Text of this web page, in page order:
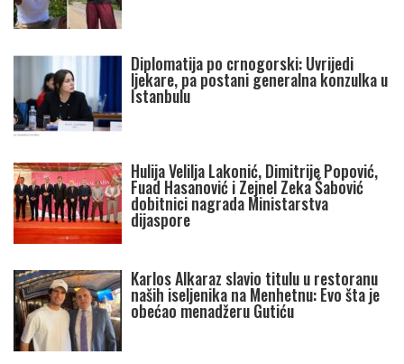
Diplomatija po crnogorski: Uvrijedi
ljekare, pa postani generalna konzulka u
Istanbulu
Hulija Velilja Lakonić, Dimitrije Popović,
Fuad Hasanović i Zejnel Zeka Šabović
dobitnici nagrada Ministarstva
dijaspore
Karlos Alkaraz slavio titulu u restoranu
naših iseljenika na Menhetnu: Evo šta je
obećao menadžeru Gutiću